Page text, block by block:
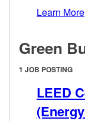
Learn More
Green
1 JOB POSTING
LEED